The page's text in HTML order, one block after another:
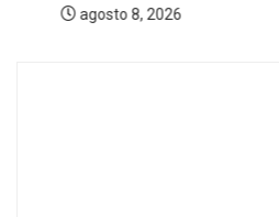
agosto 8, 2026